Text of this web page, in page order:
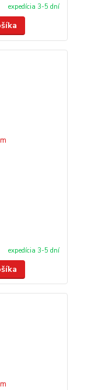
expedícia 3-5 dní
expedícia 3-5 dní